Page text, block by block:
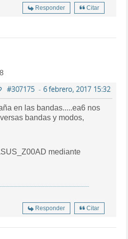
Responder Citar
#307175- 6 febrero, 2017 15:32
en las bandas.....ea6 nos
bandas y modos,
mediante
Responder Citar